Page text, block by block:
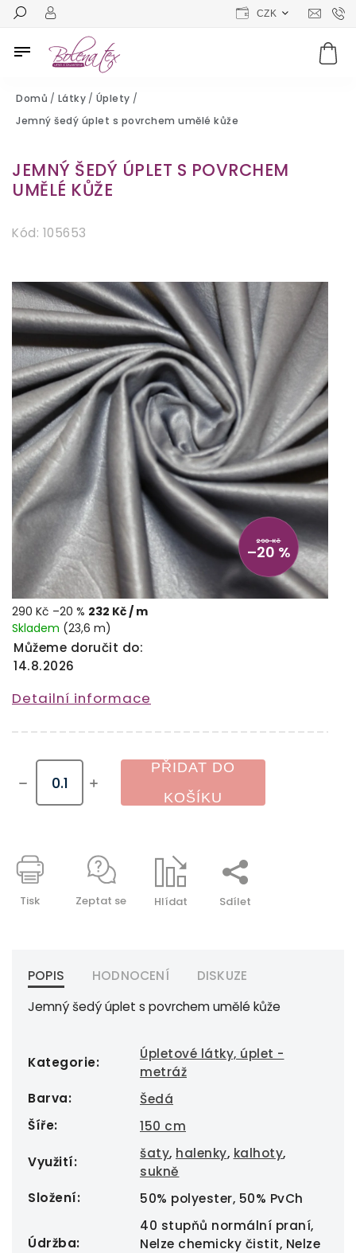
CZK
Domů / Látky / Úplety /
Jemný šedý úplet s povrchem umělé kůže
JEMNÝ ŠEDÝ ÚPLET S POVRCHEM
UMĚLÉ KŮŽE
Kód: 105653
290 Kč
–20 %
290 Kč –20 % 232 Kč/ m
Skladem (23,6 m)
Můžeme doručit do:
14.8.2026
PŘIDAT DO
KOŠÍKU
Detailní informace
Tisk Zeptat se Hlídat Sdílet
POPIS HODNOCENÍ
DISKUZE
Jemný šedý úplet s povrchem umělé kůže
Kategorie:
Úpletové látky, úplet -
metráž
Barva:
Šedá
Šíře: 150 cm
Využití:
šaty, halenky, kalhoty,
sukně
Složení: 50% polyester, 50% PvCh
Údržba:
40 stupňů normální praní,
Nelze chemicky čistit, Nelze